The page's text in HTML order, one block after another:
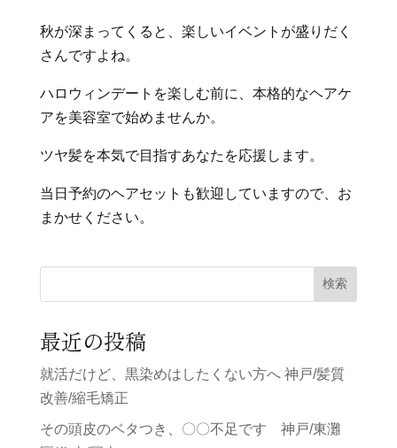
秋が深まってくると、楽しいイベントが盛りだく
さんですよね。
ハロウィンデートを楽しむ前に、本格的なヘアケ
アを美容室で始めませんか。
ツヤ髪を本気で目指すあなたを応援します。
当日予約のヘアセットも歓迎していますので、お
まかせください。
検索
最近の投稿
就活だけど、黒染めはしたくない方へ 神戸/髪質
改善/縮毛矯正
その頭皮のベタつき、〇〇不足です 神戸/東灘